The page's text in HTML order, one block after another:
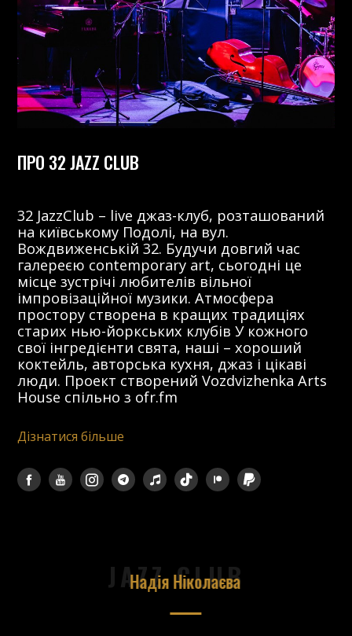
ПРО 32 JAZZ CLUB
32 JazzClub – live джаз-клуб, розташований
на київському Подолі, на вул.
Вождвиженській 32. Будучи довгий час
галереєю contemporary art, сьогодні це
місце зустрічі любителів вільної
імпровізаційної музики. Атмосфера
простору створена в кращих традиціях
старих нью-йоркських клубів У кожного
свої інгредієнти свята, наші – хороший
коктейль, авторська кухня, джаз і цікаві
люди. Проект створений Vozdvizhenka Arts
House спільно з ofr.fm
Дізнатися більше
JAZZ CLUB
Надія Ніколаєва